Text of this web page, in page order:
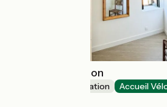
Gîte de l'Escanson
Group accommodation Accueil